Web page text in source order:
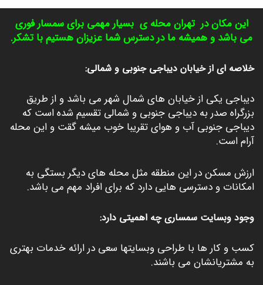
این مکان در تهران محله ی بسیار مهمی برای سمسار فوری
می باشد و همیشه ما در دسترس شما عزیزان هستیم با تشکر.
خلاصه ای از خیابان دیباجی جنوبی و شمالی:
دیباجی یکی از خیابان های شمال شهر می باشد و از طریق
بزرگراه صدر به دیباجی جنوبی و شمالی تقسیم شده است که
دیباجی جنوبی آب و هوای تقریبا خوب میشه گقت و این محله
آرام است.
ارزش مسکن در این منطقه مثل محله های دیگر بستگی به
امکانات و دسترسی هایی دارد که برای افراد مهم می باشد.
وجود وبسایت سمساری چه اهمیتی دارد:
کسب و کار ها با طراحی وبسایتها سعی در ارائه خدمات بهتری
به مشتریانشان می باشند.